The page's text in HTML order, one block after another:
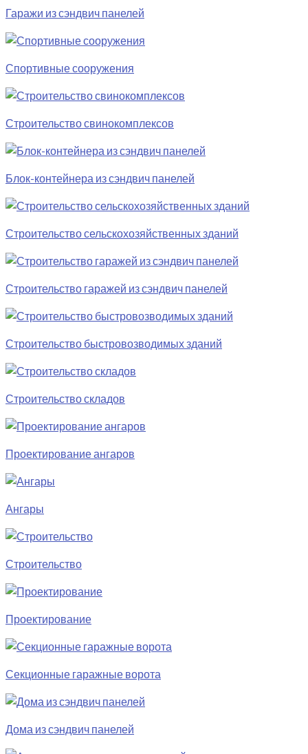
Гаражи из сэндвич панелей
Спортивные сооружения
Строительство свинокомплексов
Блок-контейнера из сэндвич панелей
Строительство сельскохозяйственных зданий
Строительство гаражей из сэндвич панелей
Строительство быстровозводимых зданий
Строительство складов
Проектирование ангаров
Ангары
Строительство
Проектирование
Секционные гаражные ворота
Дома из сэндвич панелей